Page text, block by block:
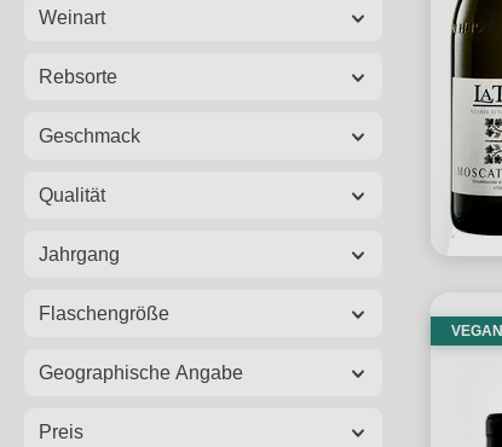
Weinart
Rebsorte
Geschmack
Qualität
Jahrgang
Flaschengröße
Geographische Angabe
Preis
VEGAN